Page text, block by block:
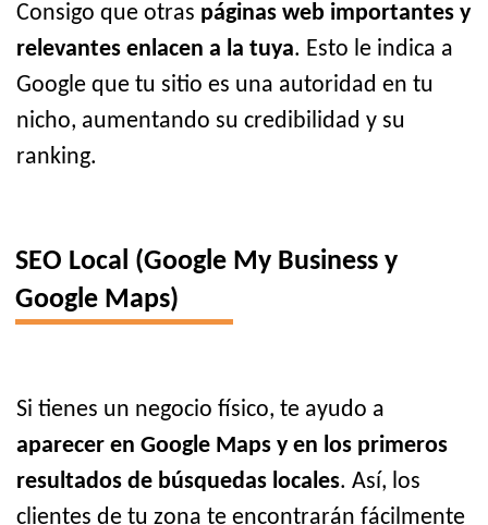
Consigo que otras páginas web importantes y
relevantes enlacen a la tuya. Esto le indica a
Google que tu sitio es una autoridad en tu
nicho, aumentando su credibilidad y su
ranking.
SEO Local (Google My Business y
Google Maps)
Si tienes un negocio físico, te ayudo a
aparecer en Google Maps y en los primeros
resultados de búsquedas locales. Así, los
clientes de tu zona te encontrarán fácilmente